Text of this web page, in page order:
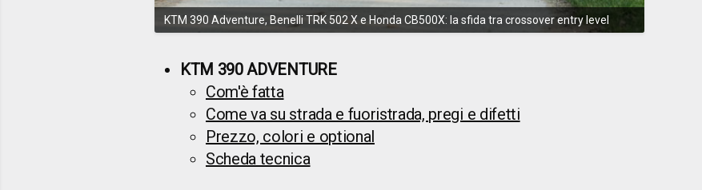
KTM 390 Adventure, Benelli TRK 502 X e Honda CB500X: la sfida tra crossover entry level
KTM 390 ADVENTURE
Com'è fatta
Come va su strada e fuoristrada, pregi e difetti
Prezzo, colori e optional
Scheda tecnica